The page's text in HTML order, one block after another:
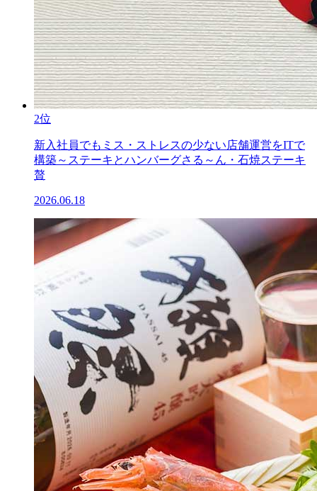
2位
新入社員でもミス・ストレスの少ない店舗運営をITで
構築～ステーキとハンバーグさる～ん・石焼ステーキ
贅
2026.06.18